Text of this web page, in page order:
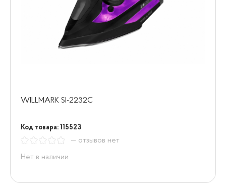
WILLMARK SI-2232С
Код товара: 115523
— отзывов нет
Нет в наличии